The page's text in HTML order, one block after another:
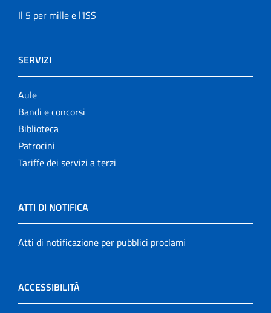
Il 5 per mille e l'ISS
SERVIZI
Aule
Bandi e concorsi
Biblioteca
Patrocini
Tariffe dei servizi a terzi
ATTI DI NOTIFICA
Atti di notificazione per pubblici proclami
ACCESSIBILITÀ